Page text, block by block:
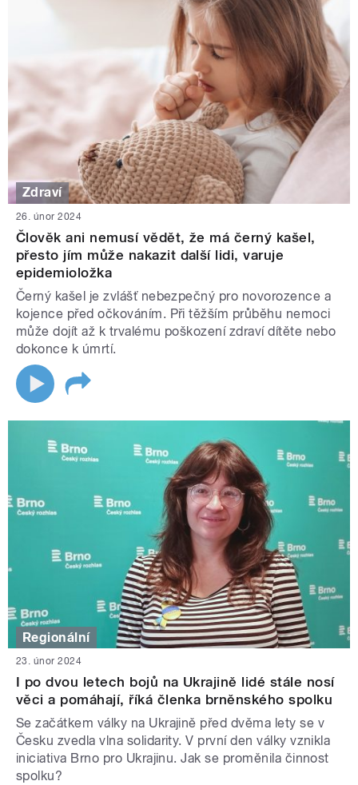
Zdraví
26. únor 2024
Člověk ani nemusí vědět, že má černý kašel,
přesto jím může nakazit další lidi, varuje
epidemioložka
Černý kašel je zvlášť nebezpečný pro novorozence a
kojence před očkováním. Při těžším průběhu nemoci
může dojít až k trvalému poškození zdraví dítěte nebo
dokonce k úmrtí.
Regionální
23. únor 2024
I po dvou letech bojů na Ukrajině lidé stále nosí
věci a pomáhají, říká členka brněnského spolku
Se začátkem války na Ukrajině před dvěma lety se v
Česku zvedla vlna solidarity. V první den války vznikla
iniciativa Brno pro Ukrajinu. Jak se proměnila činnost
spolku?